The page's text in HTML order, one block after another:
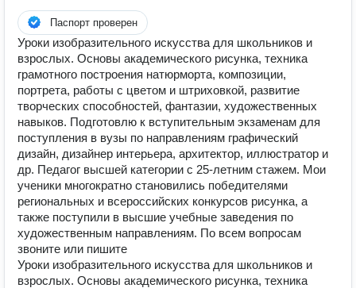
Паспорт проверен
Уроки изобразительного искусства для школьников и
взрослых. Основы академического рисунка, техника
грамотного построения натюрморта, композиции,
портрета, работы с цветом и штриховкой, развитие
творческих способностей, фантазии, художественных
навыков. Подготовлю к вступительным экзаменам для
поступления в вузы по направлениям графический
дизайн, дизайнер интерьера, архитектор, иллюстратор и
др. Педагог высшей категории с 25-летним стажем. Мои
ученики многократно становились победителями
региональных и всероссийских конкурсов рисунка, а
также поступили в высшие учебные заведения по
художественным направлениям. По всем вопросам
звоните или пишите
Уроки изобразительного искусства для школьников и
взрослых. Основы академического рисунка, техника